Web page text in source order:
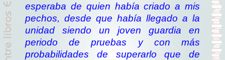
esperaba de quien había criado a mis
pechos, desde que había llegado a la
unidad siendo un joven guardia en
periodo de pruebas y con más
probabilidades de superarlo que de